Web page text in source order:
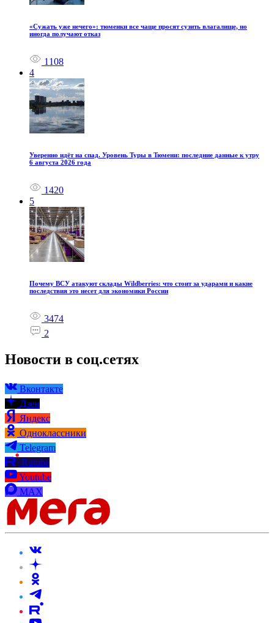
«Сужать уже нечего»: тюменки все чаще просят сузить влагалище, но
иногда получают отказ
1108
4
Уверенно идёт на спад. Уровень Туры в Тюмени: последние данные к утру
6 августа 2026 года
1420
5
Почему ВСУ атакуют склады Wildberries: что стоит за ударами и какие
последствия это несет для экономики России
3474
2
Новости в соц.сетях
Вконтакте
Дзен
Яндекс
Одноклассники
Telegram
Rutube
Youtube
MAX